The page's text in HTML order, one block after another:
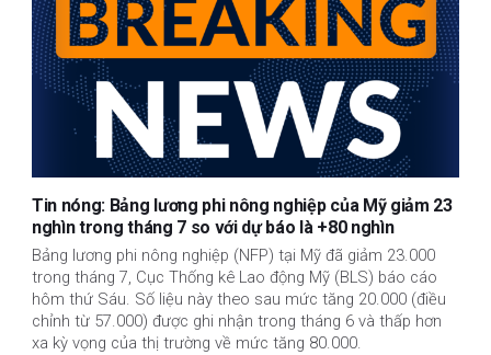
Tin nóng: Bảng lương phi nông nghiệp của Mỹ giảm 23
nghìn trong tháng 7 so với dự báo là +80 nghìn
Bảng lương phi nông nghiệp (NFP) tại Mỹ đã giảm 23.000
trong tháng 7, Cục Thống kê Lao động Mỹ (BLS) báo cáo
hôm thứ Sáu. Số liệu này theo sau mức tăng 20.000 (điều
chỉnh từ 57.000) được ghi nhận trong tháng 6 và thấp hơn
xa kỳ vọng của thị trường về mức tăng 80.000.